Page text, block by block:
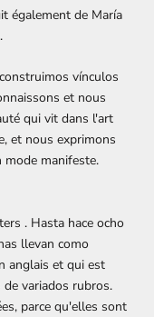
également de María
vínculos
et nous
qui vit dans l'art
et nous exprimons
manifeste.
. Hasta hace ocho
llevan como
anglais et qui est
variados rubros.
parce qu'elles sont